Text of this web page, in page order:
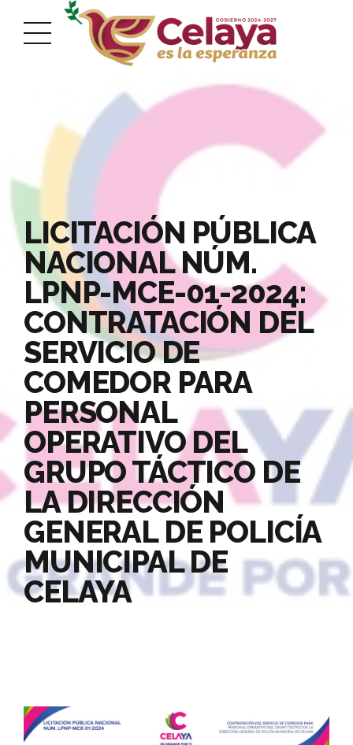
LICITACIÓN PÚBLICA
NACIONAL NÚM.
LPNP-MCE-01-2024:
CONTRATACIÓN DEL
SERVICIO DE
COMEDOR PARA
PERSONAL
OPERATIVO DEL
GRUPO TÁCTICO DE
LA DIRECCIÓN
GENERAL DE POLICÍA
MUNICIPAL DE
CELAYA